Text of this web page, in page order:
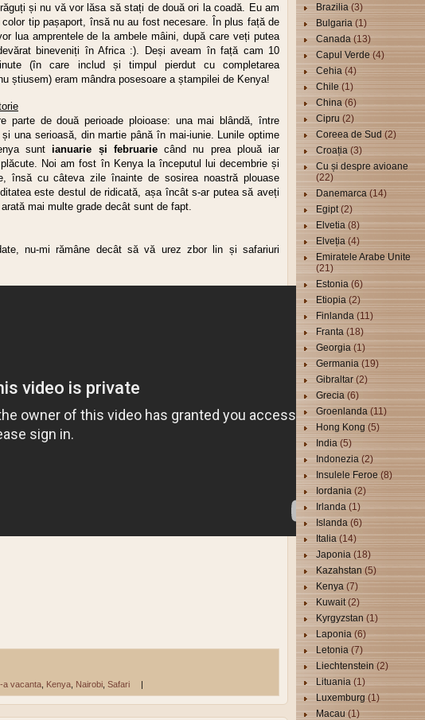
și nu vă vor lăsa să stați de două ori la coadă. Eu am
color tip pașaport, însă nu au fost necesare. În plus față de
lua amprentele de la ambele mâini, după care veți putea
bineveniți în Africa :). Deși aveam în față cam 10
(în care includ și timpul pierdut cu completarea
știusem) eram mândra posesoare a ștampilei de Kenya!
parte de două perioade ploioase: una mai blândă, între
una serioasă, din martie până în mai-iunie. Lunile optime
sunt ianuarie și februariecând nu prea plouă iar
Noi am fost în Kenya la începutul lui decembrie și
însă cu câteva zile înainte de sosirea noastră plouase
este destul de ridicată, așa încât s-ar putea să aveți
mai multe grade decât sunt de fapt.
nu-mi rămâne decât să vă urez zbor lin și safariuri
a vacanta Kenya Nairobi Safari |
Brazilia (3)
Bulgaria (1)
Canada (13)
Capul Verde (4)
Cehia (4)
Chile (1)
China (6)
Cipru (2)
Coreea de Sud (2)
Croația (3)
Cu și despre avioane
(22)
Danemarca (14)
Egipt (2)
Elvetia (8)
Elveția (4)
Emiratele Arabe Unite
(21)
Estonia (6)
Etiopia (2)
Finlanda (11)
Franta (18)
Georgia (1)
Germania (19)
Gibraltar (2)
Grecia (6)
Groenlanda (11)
Hong Kong (5)
India (5)
Indonezia (2)
Insulele Feroe (8)
Iordania (2)
Irlanda (1)
Islanda (6)
Italia (14)
Japonia (18)
Kazahstan (5)
Kenya (7)
Kuwait (2)
Kyrgyzstan (1)
Laponia (6)
Letonia (7)
Liechtenstein (2)
Lituania (1)
Luxemburg (1)
Macau (1)